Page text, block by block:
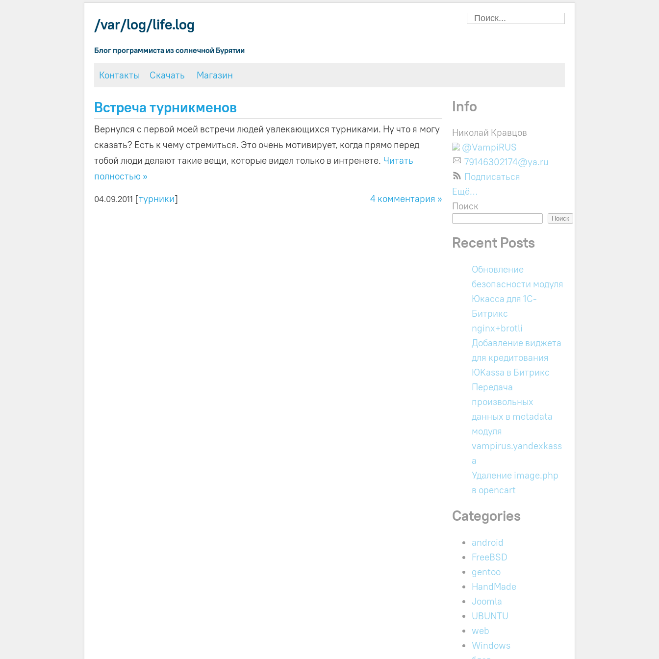
/var/log/life.log
Блог программиста из солнечной Бурятии
Контакты Скачать Магазин
Встреча турникменов
Вернулся с первой моей встречи людей увлекающихся турниками. Ну что я могу
сказать? Есть к чему стремиться. Это очень мотивирует, когда прямо перед
тобой люди делают такие вещи, которые видел только в интренете. Читать
полностью »
04.09.2011 [турники] 4 комментария »
Info
Николай Кравцов
@VampiRUS
79146302174@ya.ru
Подписаться
Ещё…
Поиск
Поиск
Recent Posts
Обновление
безопасности модуля
Юкасса для 1C-
Битрикс
nginx+brotli
Добавление виджета
для кредитования
ЮKassa в Битрикс
Передача
произвольных
данных в metadata
модуля
vampirus.yandexkass
a
Удаление image.php
в opencart
Categories
android
FreeBSD
gentoo
HandMade
Joomla
UBUNTU
web
Windows